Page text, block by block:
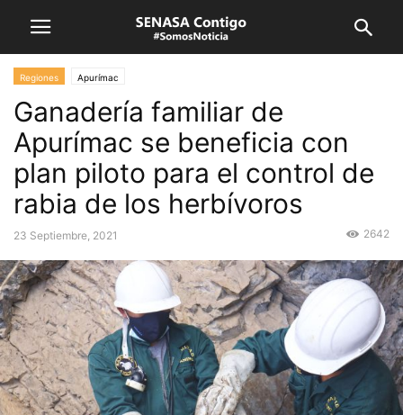
Regiones Apurímac
Ganadería familiar de
Apurímac se beneficia con
plan piloto para el control de
rabia de los herbívoros
23 Septiembre, 2021 2642